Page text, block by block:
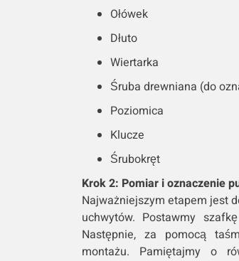
Ołówek
Dłuto
Wiertarka
Śruba drewniana (do
Poziomica
Klucze
Śrubokręt
Krok 2: Pomiar i oznaczenie
Najważniejszym etapem jest
uchwytów. Postawmy
Następnie, za pomocą
montażu. Pamiętajmy o